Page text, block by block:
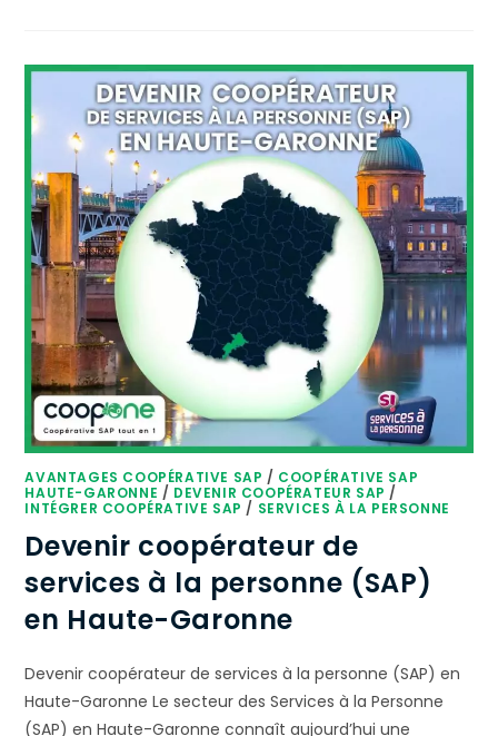
AVANTAGES COOPÉRATIVE SAP / COOPÉRATIVE SAP
HAUTE-GARONNE / DEVENIR COOPÉRATEUR SAP /
INTÉGRER COOPÉRATIVE SAP / SERVICES À LA PERSONNE
Devenir coopérateur de
services à la personne (SAP)
en Haute-Garonne
Devenir coopérateur de services à la personne (SAP) en
Haute-Garonne Le secteur des Services à la Personne
(SAP) en Haute-Garonne connaît aujourd’hui une